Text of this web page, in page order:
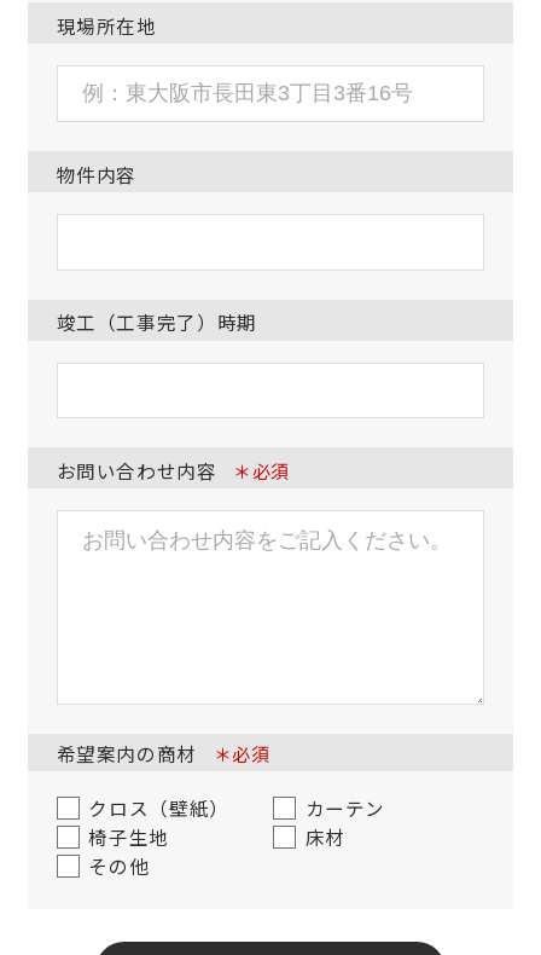
現場所在地
物件内容
竣工（工事完了）時期
お問い合わせ内容 ＊必須
希望案内の商材 ＊必須
クロス（壁紙）
カーテン
椅子生地
床材
その他